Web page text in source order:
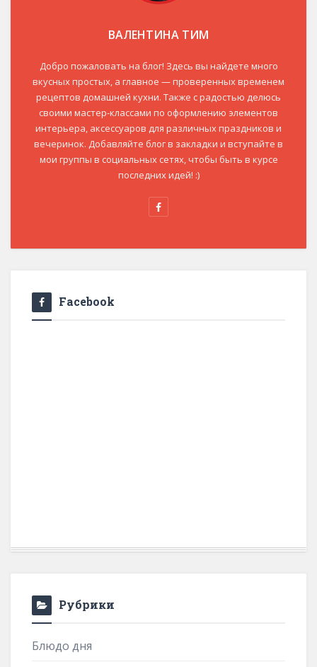
ВАЛЕНТИНА ТИМ
Добро пожаловать на блог! Здесь вы найдете много
вкусных простых, а главное — проверенных временем
рецептов домашней кухни. Также с радостью делюсь
своими мастер-классами по оформлению элементов
интерьера, аксессуаров для различных праздников и
вечеринок. Добавляйте блог в закладки и вступайте в
мои группы в социальных сетях, чтобы быть в курсе
последних идей! :)
Facebook
Рубрики
Блюдо дня